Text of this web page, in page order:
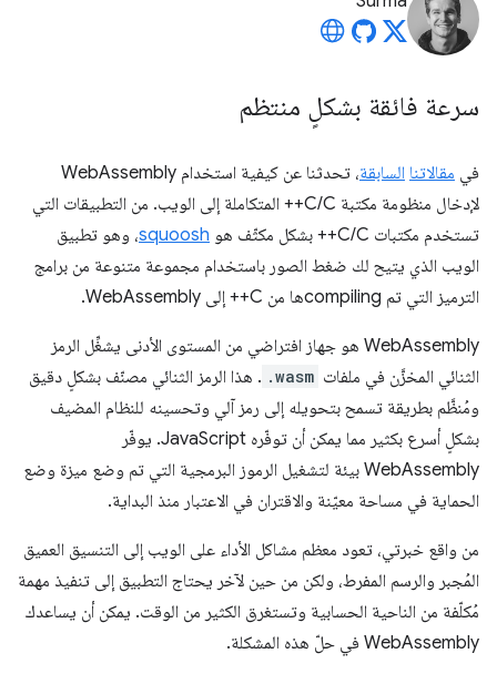
سرعة فائقة بشكلٍ منتظم
في مقالاتنا السابقة
، تحدثنا عن كيفية استخدام WebAssembly
لإدخال منظومة مكتبة C/C++ المتكاملة إلى الويب. من التطبيقات التي
تستخدم مكتبات C/C++ بشكل مكثّف هو
squoosh، وهو تطبيق
الويب الذي يتيح لك ضغط الصور باستخدام مجموعة متنوعة من برامج
الترميز التي تم compilingها من C++ إلى WebAssembly.
‫WebAssembly هو جهاز افتراضي من المستوى الأدنى يشغِّل الرمز
الثنائي المخزَّن في ملفات .wasm . هذا الرمز الثنائي مصنّف بشكلٍ دقيق
ومُنظَّم بطريقة تسمح بتحويله إلى رمز آلي وتحسينه للنظام المضيف
بشكلٍ أسرع بكثير مما يمكن أن توفّره JavaScript. يوفّر
WebAssembly بيئة لتشغيل الرموز البرمجية التي تم وضع ميزة وضع
الحماية في مساحة معيّنة والاقتران في الاعتبار منذ البداية.
من واقع خبرتي، تعود معظم مشاكل الأداء على الويب إلى التنسيق العميق
المُجبر والرسم المفرط، ولكن من حين لآخر يحتاج التطبيق إلى تنفيذ مهمة
مُكلّفة من الناحية الحسابية وتستغرق الكثير من الوقت. يمكن أن يساعدك
WebAssembly في حلّ هذه المشكلة.